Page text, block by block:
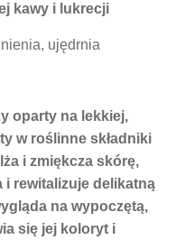
kawy i lukrecji
ujędrnia
oparty na lekkiej,
w roślinne składniki
i zmiękcza skórę,
i rewitalizuje delikatną
na wypoczętą,
się jej koloryt i